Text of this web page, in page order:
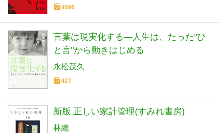
4696
言葉は現実化する―人生は、たった"ひ
と言"から動きはじめる
永松茂久
427
新版 正しい家計管理(すみれ書房)
林總